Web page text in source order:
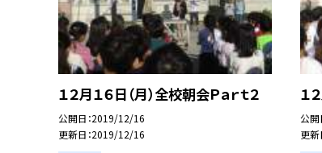
１２月１６日（月）全校朝会Ｐａｒｔ２
公開日 2019/12/16
更新日 2019/12/16
１
公開
更新